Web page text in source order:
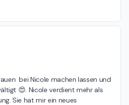
Liebe Grüße Nicole 🌸
bei Nicole machen lassen und
😍. Nicole verdient mehr als
Sie hat mir ein neues